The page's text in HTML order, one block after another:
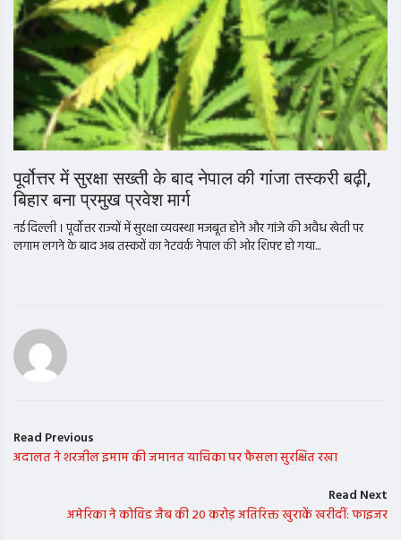
पूर्वोत्तर में सुरक्षा सख्ती के बाद नेपाल की गांजा तस्करी बढ़ी,
बिहार बना प्रमुख प्रवेश मार्ग
नई दिल्ली । पूर्वोत्तर राज्यों में सुरक्षा व्यवस्था मजबूत होने और गांजे की अवैध खेती पर
लगाम लगने के बाद अब तस्करों का नेटवर्क नेपाल की ओर शिफ्ट हो गया...
Read Previous
अदालत ने शरजील इमाम की जमानत याचिका पर फैसला सुरक्षित रखा
Read Next
अमेरिका ने कोविड जैब की 20 करोड़ अतिरिक्त खुराकें खरीदीं: फाइजर